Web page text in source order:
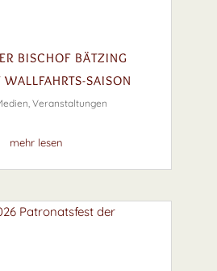
BISCHOF BÄTZING
WALLFAHRTS-SAISON
Veranstaltungen
mehr lesen